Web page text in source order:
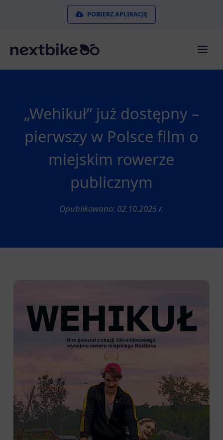
POBIERZ APLIKACJĘ
„Wehikuł” już dostępny –
pierwszy w Polsce film o
miejskim rowerze
publicznym
Opublikowano: 02.10.2025 r.